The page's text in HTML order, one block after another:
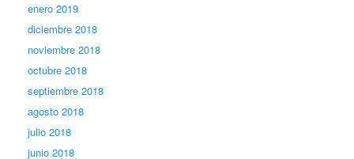
enero 2019
diciembre 2018
noviembre 2018
octubre 2018
septiembre 2018
agosto 2018
julio 2018
junio 2018